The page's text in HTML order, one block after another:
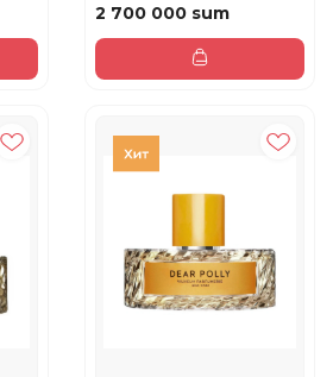
2 700 000 sum